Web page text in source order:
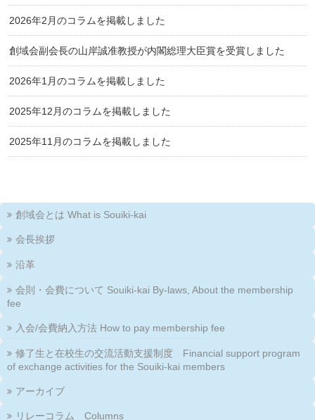
2026年2月のコラムを掲載しました
創域会副会長の山岸誠准教授が内閣総理大臣賞を受賞しました
2026年1月のコラムを掲載しました
2025年12月のコラムを掲載しました
2025年11月のコラムを掲載しました
創域会とは What is Souiki-kai
会長挨拶
沿革
会則・会費について Souiki-kai By-laws, About the membership
fee
入会/会費納入方法 How to pay membership fee
修了生と在校生の交流活動支援制度 Financial support program
of exchange activities for the Souiki-kai members
アーカイブ
リレーコラム Columns